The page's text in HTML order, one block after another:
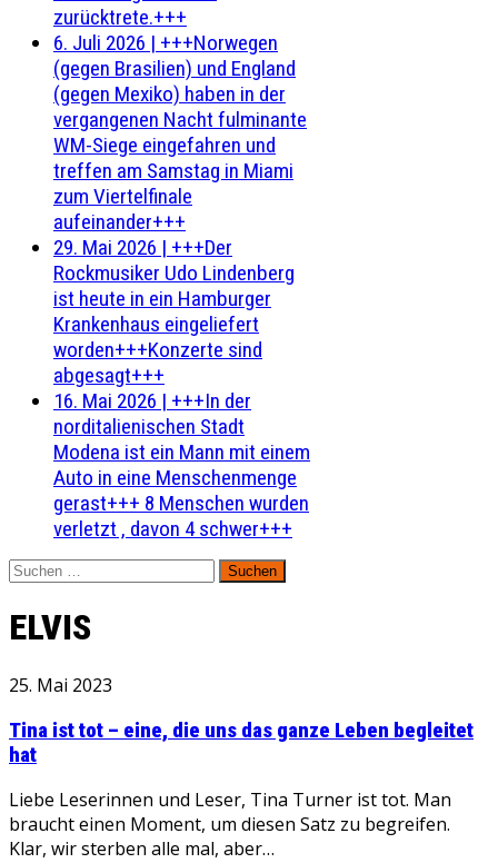
zurücktrete.+++
6. Juli 2026 | +++Norwegen
(gegen Brasilien) und England
(gegen Mexiko) haben in der
vergangenen Nacht fulminante
WM-Siege eingefahren und
treffen am Samstag in Miami
zum Viertelfinale
aufeinander+++
29. Mai 2026 | +++Der
Rockmusiker Udo Lindenberg
ist heute in ein Hamburger
Krankenhaus eingeliefert
worden+++Konzerte sind
abgesagt+++
16. Mai 2026 | +++In der
norditalienischen Stadt
Modena ist ein Mann mit einem
Auto in eine Menschenmenge
gerast+++ 8 Menschen wurden
verletzt , davon 4 schwer+++
Suchen
nach:
ELVIS
25. Mai 2023
Tina ist tot – eine, die uns das ganze Leben begleitet
hat
Liebe Leserinnen und Leser, Tina Turner ist tot. Man
braucht einen Moment, um diesen Satz zu begreifen.
Klar, wir sterben alle mal, aber…